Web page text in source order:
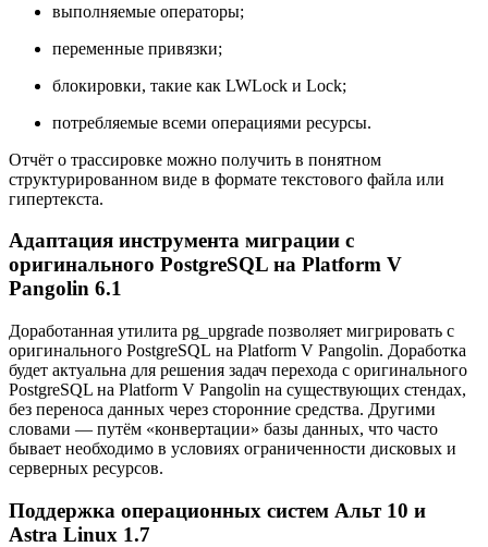
выполняемые операторы;
переменные привязки;
блокировки, такие как LWLock и Lock;
потребляемые всеми операциями ресурсы.
Отчёт о трассировке можно получить в понятном
структурированном виде в формате текстового файла или
гипертекста.
Адаптация инструмента миграции с
оригинального PostgreSQL на Platform V
Pangolin 6.1
Доработанная утилита pg_upgrade позволяет мигрировать с
оригинального PostgreSQL на Platform V Pangolin. Доработка
будет актуальна для решения задач перехода с оригинального
PostgreSQL на Platform V Pangolin на существующих стендах,
без переноса данных через сторонние средства. Другими
словами — путём «конвертации» базы данных, что часто
бывает необходимо в условиях ограниченности дисковых и
серверных ресурсов.
Поддержка операционных систем Альт 10 и
Astra Linux 1.7